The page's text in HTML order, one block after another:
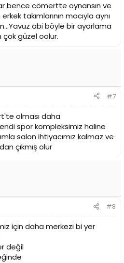
bence cömertte oynansın ve
takımlarının macıyla aynı
abi böyle bir ayarlama
güzel oolur.
#7
olması daha
spor kompleksimiz haline
salon ihtiyacımız kalmaz ve
çıkmış olur
#8
için daha merkezi bi yer
değil